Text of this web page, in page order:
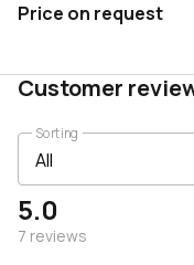
Price on request
Customer
5.0
7 reviews
Sorting